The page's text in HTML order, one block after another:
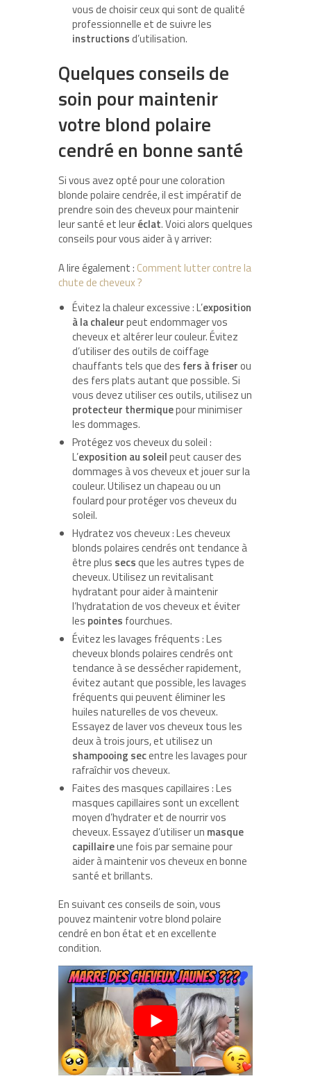
vous de choisir ceux qui sont de qualité
professionnelle et de suivre les
instructionsd’utilisation.
Quelques conseils de
soin pour maintenir
votre blond polaire
cendré en bonne santé
Si vous avez opté pour une coloration
blonde polaire cendrée, il est impératif de
prendre soin des cheveux pour maintenir
leur santé et leuréclat. Voici alors quelques
conseils pour vous aider à y arriver:
A lire également : Comment lutter contre la
chute de cheveux ?
Évitez la chaleur excessive : L’exposition
à la chaleurpeut endommager vos
cheveux et altérer leur couleur. Évitez
d’utiliser des outils de coiffage
chauffants tels que des fers à friserou
des fers plats autant que possible. Si
vous devez utiliser ces outils, utilisez un
protecteur thermiquepour minimiser
les dommages.
Protégez vos cheveux du soleil :
L’exposition au soleilpeut causer des
dommages à vos cheveux et jouer sur la
couleur. Utilisez un chapeau ou un
foulard pour protéger vos cheveux du
soleil.
Hydratez vos cheveux : Les cheveux
blonds polaires cendrés ont tendance à
être plus secsque les autres types de
cheveux. Utilisez un revitalisant
hydratant pour aider à maintenir
l’hydratation de vos cheveux et éviter
les pointes fourchues.
Évitez les lavages fréquents : Les
cheveux blonds polaires cendrés ont
tendance à se dessécher rapidement,
évitez autant que possible, les lavages
fréquents qui peuvent éliminer les
huiles naturelles de vos cheveux.
Essayez de laver vos cheveux tous les
deux à trois jours, et utilisez un
shampooing secentre les lavages pour
rafraîchir vos cheveux.
Faites des masques capillaires : Les
masques capillaires sont un excellent
moyen d’hydrater et de nourrir vos
cheveux. Essayez d’utiliser un masque
capillaireune fois par semaine pour
aider à maintenir vos cheveux en bonne
santé et brillants.
En suivant ces conseils de soin, vous
pouvez maintenir votre blond polaire
cendré en bon état et en excellente
condition.